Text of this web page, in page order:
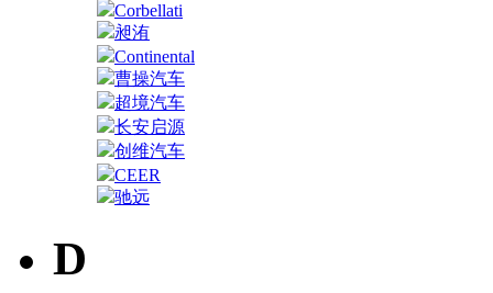
Corbellati
昶洧
Continental
曹操汽车
超境汽车
长安启源
创维汽车
CEER
驰远
D